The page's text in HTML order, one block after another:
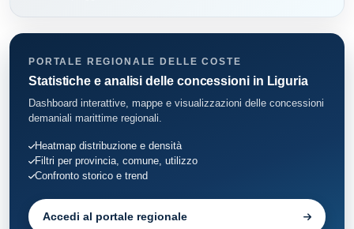
Recco
Santa Margherita Ligure
Sori
Zoagli 72
PORTALE REGIONALE DELLE COSTE
Statistiche e analisi delle concessioni in Liguria
Dashboard interattive, mappe e visualizzazioni delle concessioni
demaniali marittime regionali.
Heatmap distribuzione e densità
Filtri per provincia, comune, utilizzo
Confronto storico e trend
Accedi al portale regionale